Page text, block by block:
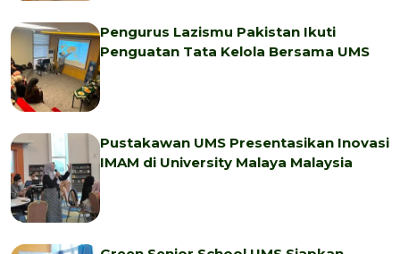
Pengurus Lazismu Pakistan Ikuti
Penguatan Tata Kelola Bersama UMS
Pustakawan UMS Presentasikan Inovasi
IMAM di University Malaya Malaysia